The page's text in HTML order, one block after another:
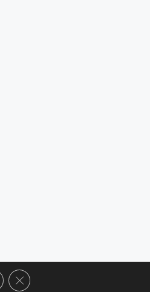
Fermer la bannière des cookies